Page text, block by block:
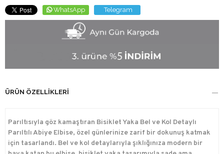
WhatsApp Telegram
ÜRÜN ÖZELLIKLERI
Parıltısıyla göz kamaştıran Bisiklet Yaka Bel ve Kol Detaylı
Parıltılı Abiye Elbise, özel günlerinize zarif bir dokunuş katmak
için tasarlandı. Bel ve kol detaylarıyla şıklığınıza modern bir